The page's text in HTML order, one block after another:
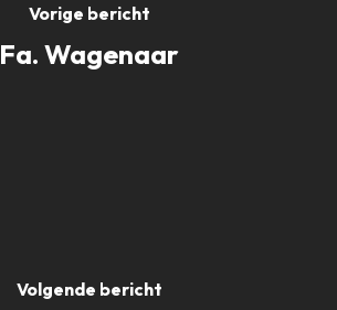
Vorige bericht
Fa. Wagenaar
Volgende bericht